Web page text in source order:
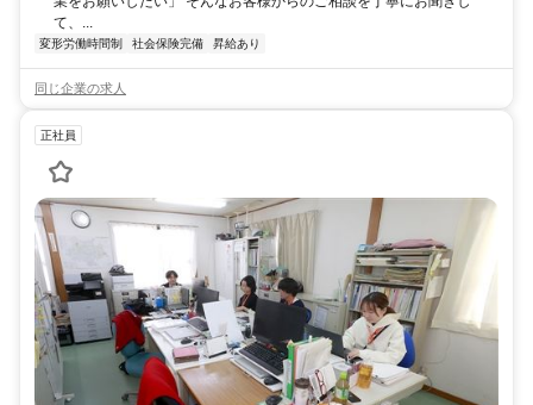
て、...
変形労働時間制 社会保険完備 昇給あり
同じ企業の求人
正社員